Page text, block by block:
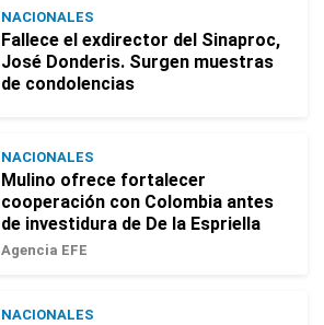
NACIONALES
Fallece el exdirector del Sinaproc,
José Donderis. Surgen muestras
de condolencias
NACIONALES
Mulino ofrece fortalecer
cooperación con Colombia antes
de investidura de De la Espriella
Agencia EFE
NACIONALES